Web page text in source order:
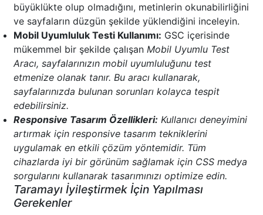
büyüklükte olup olmadığını, metinlerin okunabilirliğini
ve sayfaların düzgün şekilde yüklendiğini inceleyin.
Mobil Uyumluluk Testi Kullanımı: GSC içerisinde
mükemmel bir şekilde çalışan Mobil Uyumlu Test
Aracı, sayfalarınızın mobil uyumluluğunu test
etmenize olanak tanır. Bu aracı kullanarak,
sayfalarınızda bulunan sorunları kolayca tespit
edebilirsiniz.
Responsive Tasarım Özellikleri: Kullanıcı deneyimini
artırmak için responsive tasarım tekniklerini
uygulamak en etkili çözüm yöntemidir. Tüm
cihazlarda iyi bir görünüm sağlamak için CSS medya
sorgularını kullanarak tasarımınızı optimize edin.
Taramayı İyileştirmek İçin Yapılması
Gerekenler